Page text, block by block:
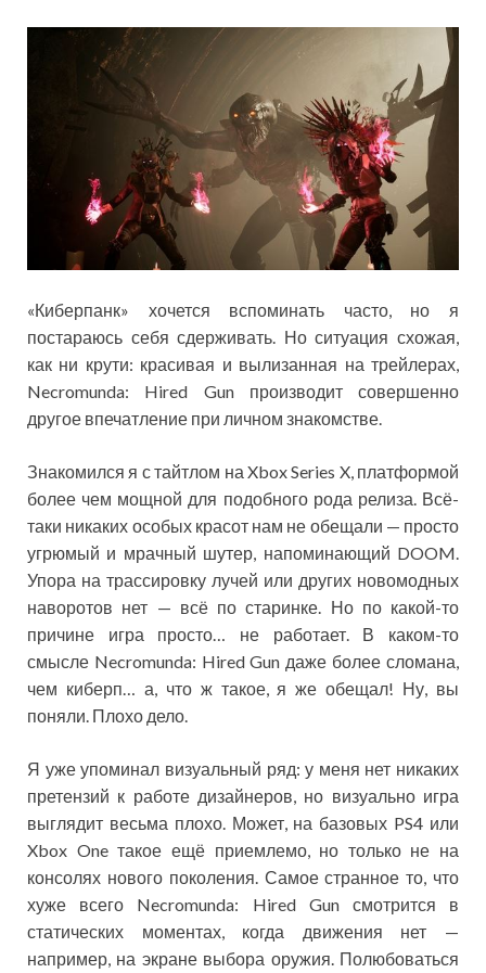
«Киберпанк» хочется вспоминать часто, но я
постараюсь себя сдерживать. Но ситуация схожая,
как ни крути: красивая и вылизанная на трейлерах,
Necromunda: Hired Gun производит совершенно
другое впечатление при личном знакомстве.
Знакомился я с тайтлом на Xbox Series X, платформой
более чем мощной для подобного рода релиза. Всё-
таки никаких особых красот нам не обещали — просто
угрюмый и мрачный шутер, напоминающий DOOM.
Упора на трассировку лучей или других новомодных
наворотов нет — всё по старинке. Но по какой-то
причине игра просто… не работает. В каком-то
смысле Necromunda: Hired Gun даже более сломана,
чем киберп… а, что ж такое, я же обещал! Ну, вы
поняли. Плохо дело.
Я уже упоминал визуальный ряд: у меня нет никаких
претензий к работе дизайнеров, но визуально игра
выглядит весьма плохо. Может, на базовых PS4 или
Xbox One такое ещё приемлемо, но только не на
консолях нового поколения. Самое странное то, что
хуже всего Necromunda: Hired Gun смотрится в
статических моментах, когда движения нет —
например, на экране выбора оружия. Полюбоваться